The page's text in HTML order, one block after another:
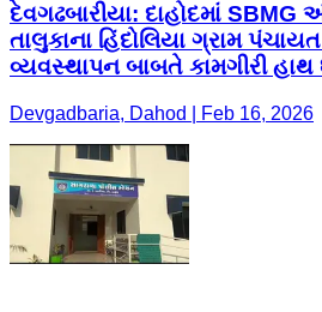
દેવગઢબારીયા: દાહોદમાં SBMG
તાલુકાના હિંદોલિયા ગ્રામ
વ્યવસ્થાપન બાબતે કામગીરી હાથ
Devgadbaria, Dahod | Feb 16, 2026